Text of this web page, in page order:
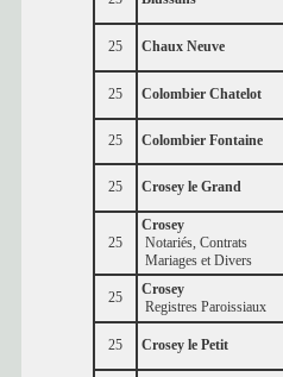
25 Chaux Neuve
25 Colombier Chatelot
25 Colombier Fontaine
25 Crosey le Grand
25
Crosey
Notariés, Contrats
Mariages et Divers
25
Crosey
Registres Paroissiaux
25 Crosey le Petit